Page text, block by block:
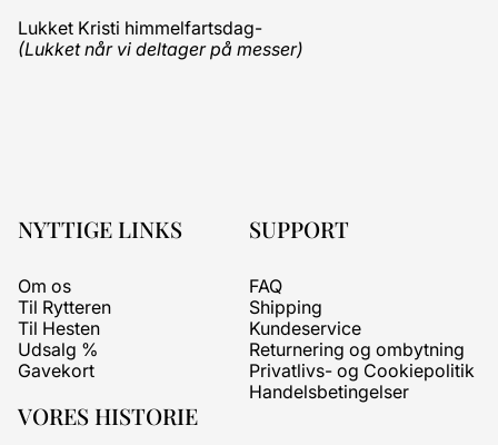
VORES HISTORIE
Lukket Kristi himmelfartsdag-
(Lukket når vi deltager på messer)
NYTTIGE LINKS
Om os
Til Rytteren
Til Hesten
Udsalg %
Gavekort
SUPPORT
FAQ
Shipping
Kundeservice
Returnering og ombytning
Privatlivs- og Cookiepolitik
Handelsbetingelser